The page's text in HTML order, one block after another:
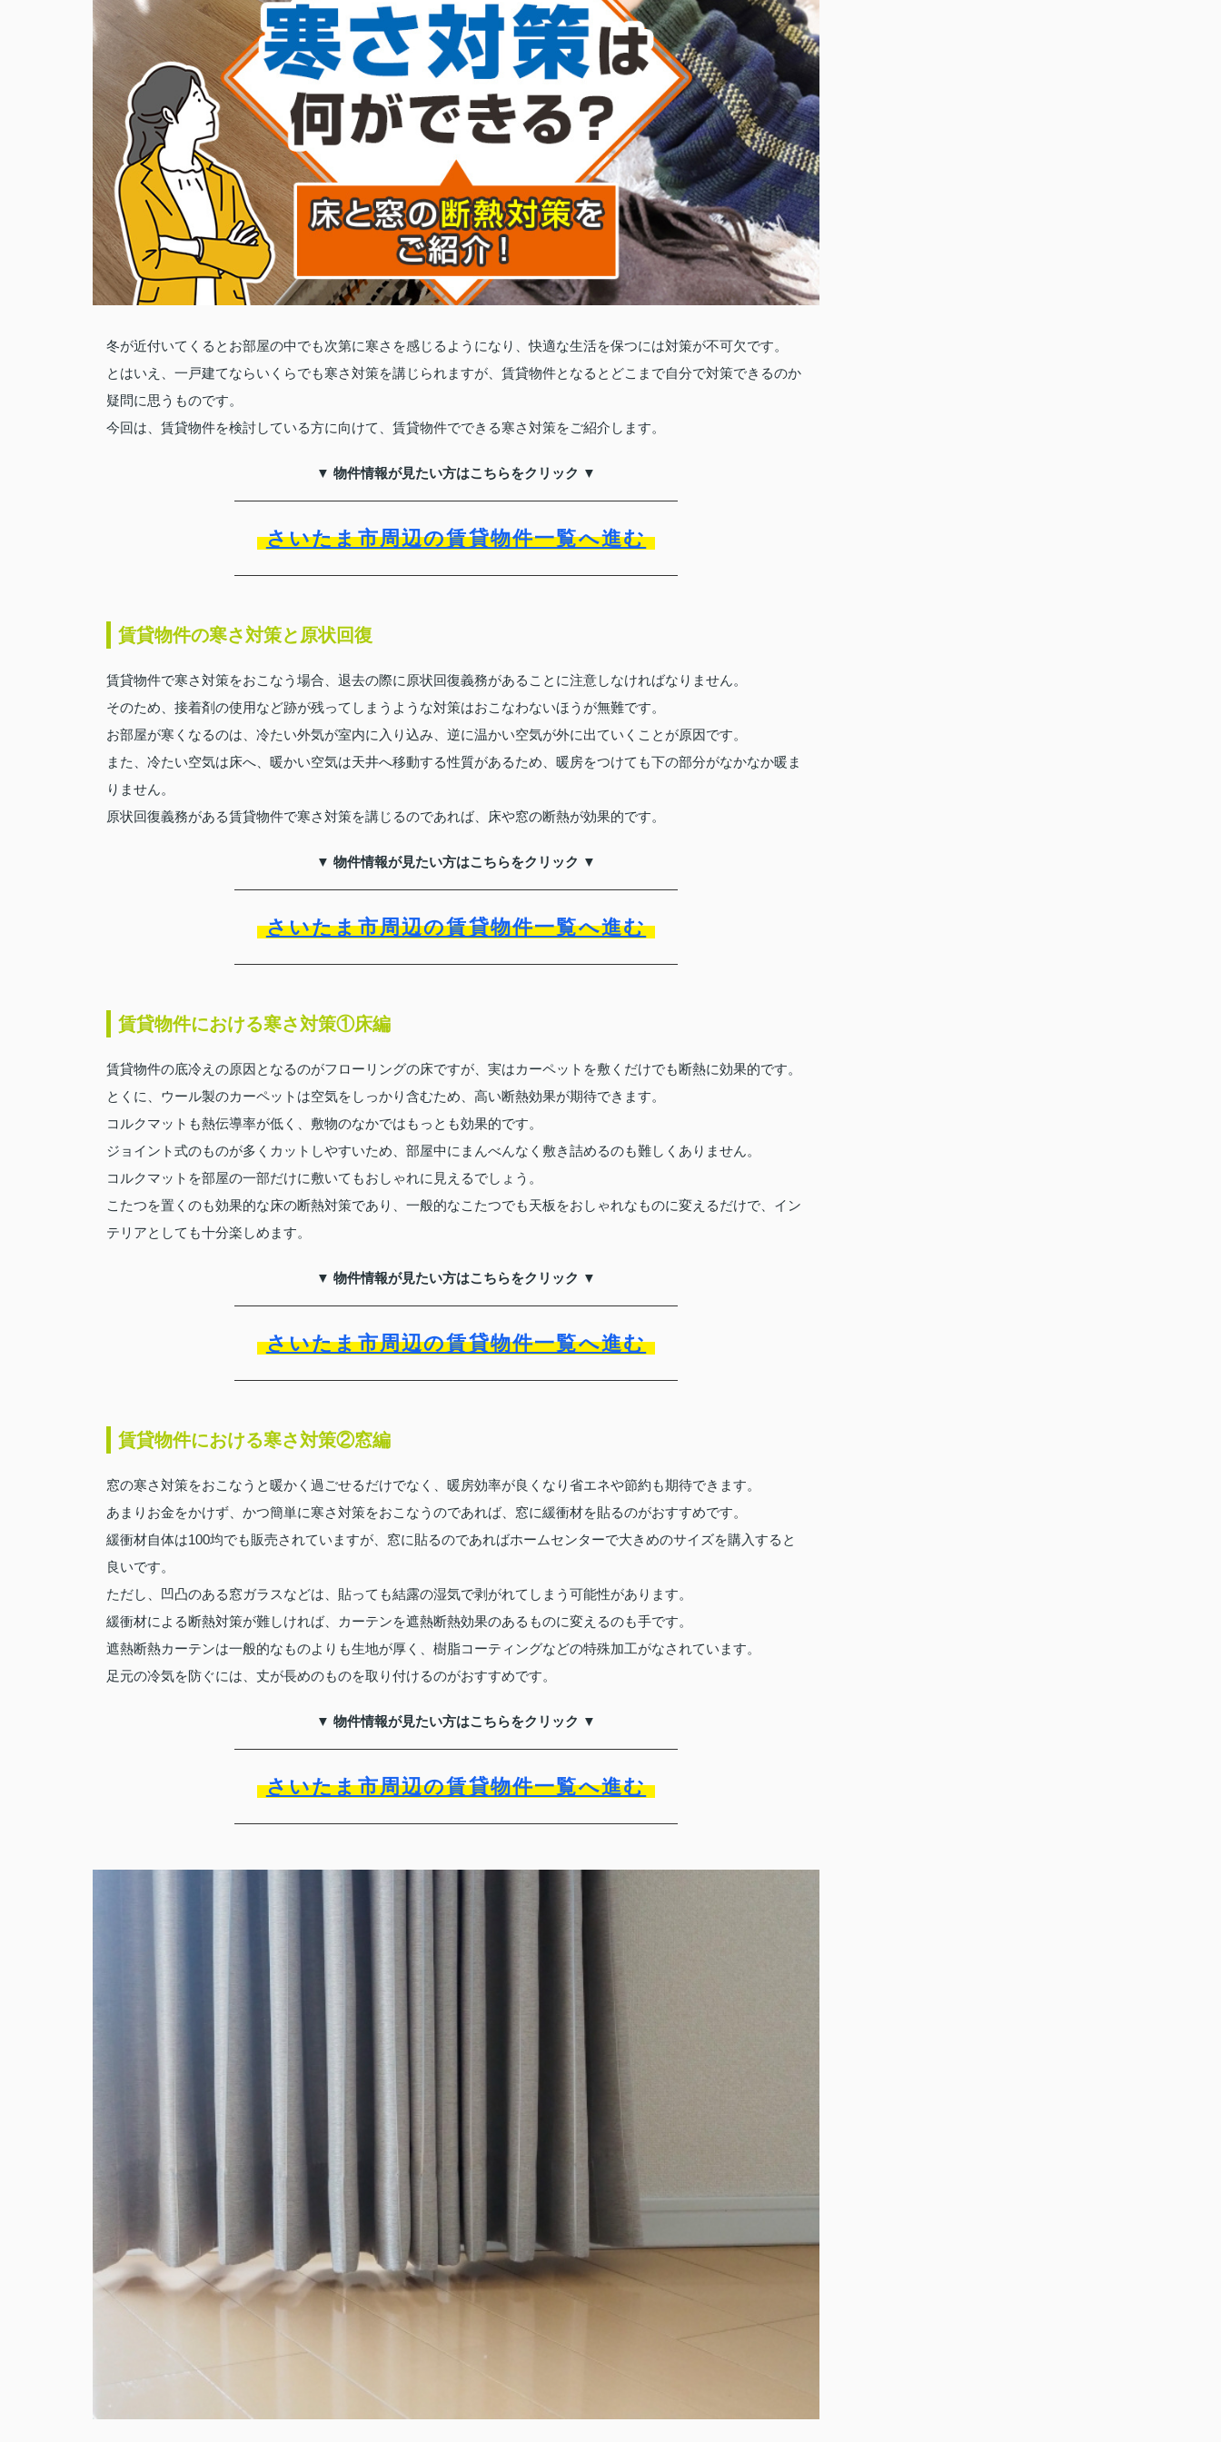
冬が近付いてくるとお部屋の中でも次第に寒さを感じるようになり、快適な生活を保つには対策が不可欠です。
とはいえ、一戸建てならいくらでも寒さ対策を講じられますが、賃貸物件となるとどこまで自分で対策できるのか
疑問に思うものです。
今回は、賃貸物件を検討している方に向けて、賃貸物件でできる寒さ対策をご紹介します。
▼ 物件情報が見たい方はこちらをクリック ▼
さいたま市周辺の賃貸物件一覧へ進む
賃貸物件の寒さ対策と原状回復
賃貸物件で寒さ対策をおこなう場合、退去の際に原状回復義務があることに注意しなければなりません。
そのため、接着剤の使用など跡が残ってしまうような対策はおこなわないほうが無難です。
お部屋が寒くなるのは、冷たい外気が室内に入り込み、逆に温かい空気が外に出ていくことが原因です。
また、冷たい空気は床へ、暖かい空気は天井へ移動する性質があるため、暖房をつけても下の部分がなかなか暖ま
りません。
原状回復義務がある賃貸物件で寒さ対策を講じるのであれば、床や窓の断熱が効果的です。
▼ 物件情報が見たい方はこちらをクリック ▼
さいたま市周辺の賃貸物件一覧へ進む
賃貸物件における寒さ対策①床編
賃貸物件の底冷えの原因となるのがフローリングの床ですが、実はカーペットを敷くだけでも断熱に効果的です。
とくに、ウール製のカーペットは空気をしっかり含むため、高い断熱効果が期待できます。
コルクマットも熱伝導率が低く、敷物のなかではもっとも効果的です。
ジョイント式のものが多くカットしやすいため、部屋中にまんべんなく敷き詰めるのも難しくありません。
コルクマットを部屋の一部だけに敷いてもおしゃれに見えるでしょう。
こたつを置くのも効果的な床の断熱対策であり、一般的なこたつでも天板をおしゃれなものに変えるだけで、イン
テリアとしても十分楽しめます。
▼ 物件情報が見たい方はこちらをクリック ▼
さいたま市周辺の賃貸物件一覧へ進む
賃貸物件における寒さ対策②窓編
窓の寒さ対策をおこなうと暖かく過ごせるだけでなく、暖房効率が良くなり省エネや節約も期待できます。
あまりお金をかけず、かつ簡単に寒さ対策をおこなうのであれば、窓に緩衝材を貼るのがおすすめです。
緩衝材自体は100均でも販売されていますが、窓に貼るのであればホームセンターで大きめのサイズを購入すると
良いです。
ただし、凹凸のある窓ガラスなどは、貼っても結露の湿気で剥がれてしまう可能性があります。
緩衝材による断熱対策が難しければ、カーテンを遮熱断熱効果のあるものに変えるのも手です。
遮熱断熱カーテンは一般的なものよりも生地が厚く、樹脂コーティングなどの特殊加工がなされています。
足元の冷気を防ぐには、丈が長めのものを取り付けるのがおすすめです。
▼ 物件情報が見たい方はこちらをクリック ▼
さいたま市周辺の賃貸物件一覧へ進む